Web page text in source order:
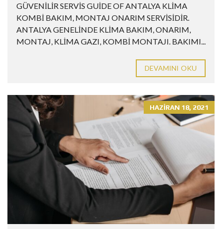
GÜVENİLİR SERVİS GUİDE OF ANTALYA KLİMA
KOMBİ BAKIM, MONTAJ ONARIM SERVİSİDİR.
ANTALYA GENELİNDE KLİMA BAKIM, ONARIM,
MONTAJ, KLİMA GAZI, KOMBİ MONTAJI. BAKIMI...
DEVAMINI OKU
HAZIRAN 18, 2021